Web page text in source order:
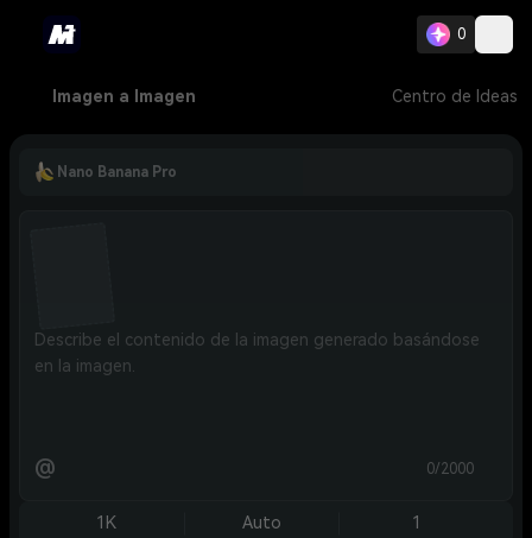
0
Imagen a Imagen Centro de Ideas
Nano Banana Pro
@ 0/2000
1K Auto 1